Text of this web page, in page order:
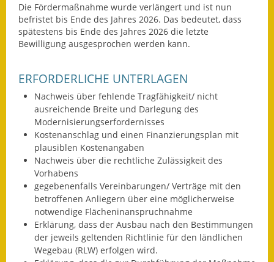
Grundsteuerreform
Haushaltspläne
Wasserversorgung
Heiraten in Notzingen
Mitarbeiter
Notruftafel
Ortsrecht
Wahlen
Was erledige ich wo?
Die Fördermaßnahme wurde verlängert und ist nun
befristet bis Ende des Jahres 2026. Das bedeutet, dass
spätestens bis Ende des Jahres 2026 die letzte
Bewilligung ausgesprochen werden kann.
ERFORDERLICHE UNTERLAGEN
Nachweis über fehlende Tragfähigkeit/ nicht
ausreichende Breite und Darlegung des
Modernisierungserfordernisses
Kostenanschlag und einen Finanzierungsplan mit
plausiblen Kostenangaben
Nachweis über die rechtliche Zulässigkeit des
Vorhabens
gegebenenfalls Vereinbarungen/ Verträge mit den
betroffenen Anliegern über eine möglicherweise
notwendige Flächeninanspruchnahme
Erklärung, dass der Ausbau nach den Bestimmungen
der jeweils geltenden Richtlinie für den ländlichen
Wegebau (RLW) erfolgen wird.